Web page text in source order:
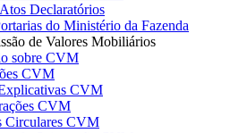
Declaratórios
do Ministério da Fazenda
de Valores Mobiliários
sobre CVM
CVM
CVM
CVM
Circulares CVM